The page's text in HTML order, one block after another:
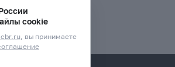
cookie
, вы принимаете